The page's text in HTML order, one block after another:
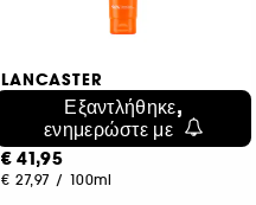
LANCASTER
Lancaster Sun Sensitive After
Sun Repairing Balm
1
€ 41,95
€ 27,97 / 100ml
Εξαντλήθηκε,
ενημερώστε με